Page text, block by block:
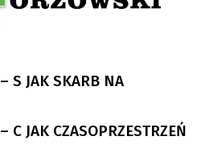
JAK SKARB NA
JAK CZASOPRZESTRZEŃ